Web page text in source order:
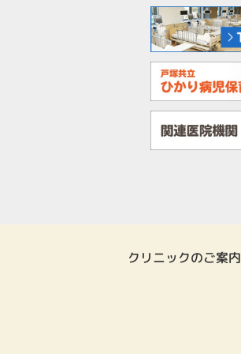
クリニックのご案内